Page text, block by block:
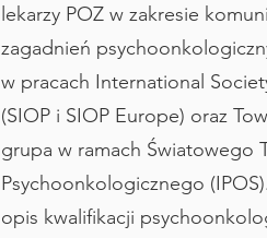
lekarzy POZ w zakresie
zagadnień
w pracach International
(SIOP i SIOP Europe) oraz
grupa w ramach Światowego
Psychoonkologicznego
opis kwalifikacji